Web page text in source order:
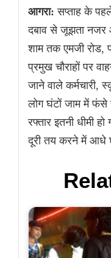
आगरा: सप्ताह के
दबाव से जूझता नजर
शाम तक एमजी रोड,
प्रमुख चौराहों पर
जाने वाले कर्मचारी,
लोग घंटों जाम में फंसे
रफ्तार इतनी धीमी
दूरी तय करने में आधे